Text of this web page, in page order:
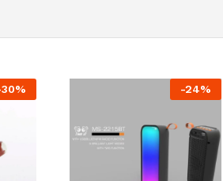
30% -24%